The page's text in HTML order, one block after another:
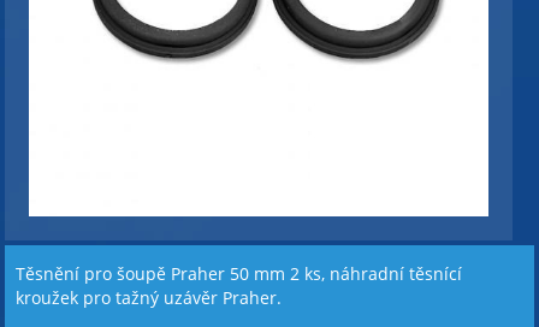
Těsnění pro šoupě Praher 50 mm 2 ks, náhradní těsnící
kroužek pro tažný uzávěr Praher.